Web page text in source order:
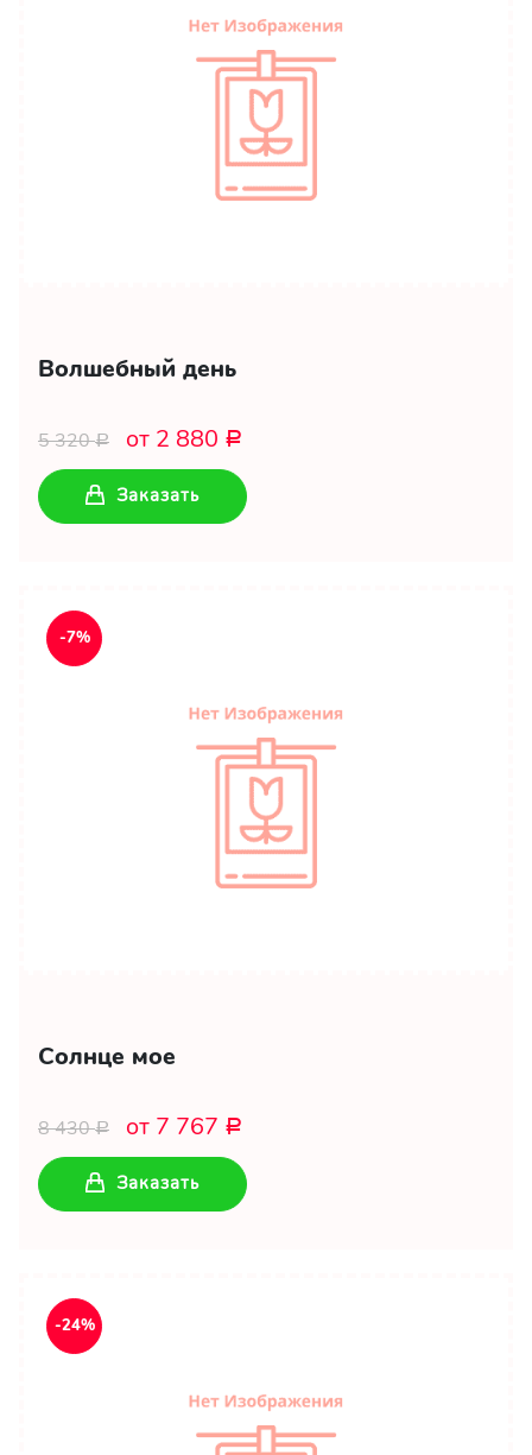
Волшебный день
5 320Р от 2 880 Р
Заказать
-7%
Солнце мое
8 430Р от 7 767 Р
Заказать
-24%